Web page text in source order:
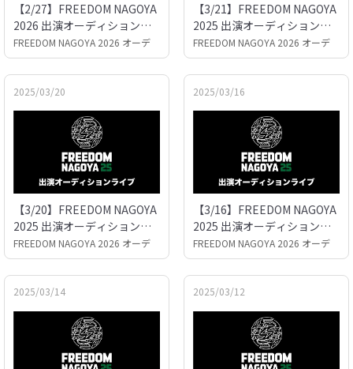
【2/27】FREEDOM NAGOYA
2026 出演オーディションラ
イブ
FREEDOM NAGOYA 2026 オーデ
【3/21】FREEDOM NAGOYA
2025 出演オーディションラ
イブ
FREEDOM NAGOYA 2026 オーデ
2025/03/20
【3/20】FREEDOM NAGOYA
2025 出演オーディションラ
イブ
FREEDOM NAGOYA 2026 オーデ
2025/03/16
【3/16】FREEDOM NAGOYA
2025 出演オーディションラ
イブ
FREEDOM NAGOYA 2026 オーデ
2025/03/14 2025/03/12